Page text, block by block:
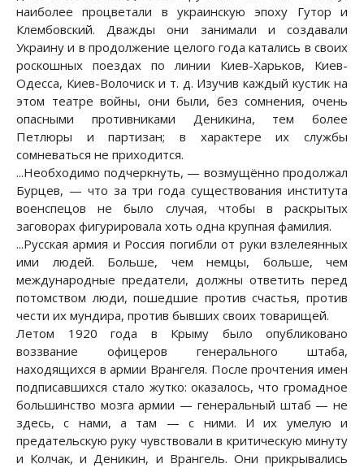
наиболее процветали в украинскую эпоху Гутор и
Клембовский. Дважды они занимали и создавали
Украину и в продолжение целого года катались в своих
роскошных поездах по линии Киев-Харьков, Киев-
Одесса, Киев-Волочиск и т. д. Изучив каждый кустик на
этом театре войны, они были, без сомнения, очень
опасными противниками Деникина, тем более
Петлюры и партизан; в характере их службы
сомневаться не приходится.
...Необходимо подчеркнуть, — возмущённо продолжал
Бурцев, — что за три года существования института
военспецов не было случая, чтобы в раскрытых
заговорах фигурировала хоть одна крупная фамилия.
...Русская армия и Россия погибли от руки взлелеянных
ими людей. Больше, чем немцы, больше, чем
международные предатели, должны ответить перед
потомством люди, пошедшие против счастья, против
чести их мундира, против бывших своих товарищей.
Летом 1920 года в Крыму было опубликовано
воззвание офицеров генерального штаба,
находящихся в армии Врангеля. После прочтения имен
подписавшихся стало жутко: оказалось, что громадное
большинство мозга армии — генеральный штаб — не
здесь, с нами, а там — с ними. И их умелую и
предательскую руку чувствовали в критическую минуту
и Колчак, и Деникин, и Врангель. Они прикрывались